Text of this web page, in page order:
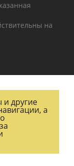
на
и другие
а